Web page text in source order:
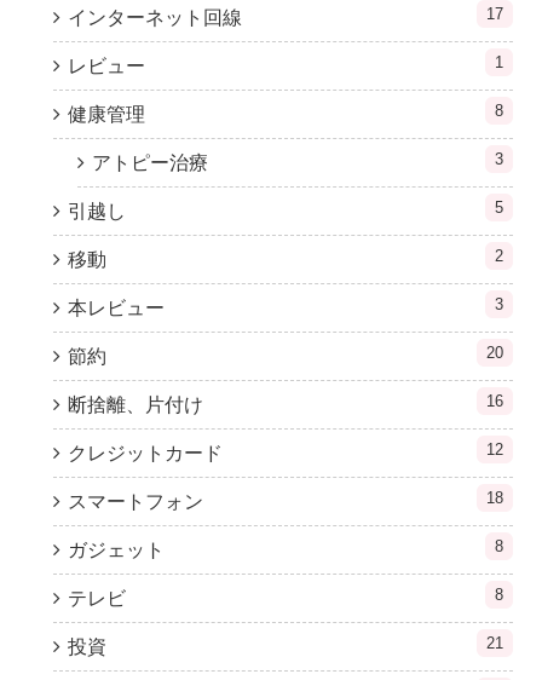
インターネット回線 17
レビュー 1
健康管理 8
アトピー治療 3
引越し 5
移動 2
本レビュー 3
節約 20
断捨離、片付け 16
クレジットカード 12
スマートフォン 18
ガジェット 8
テレビ 8
投資 21